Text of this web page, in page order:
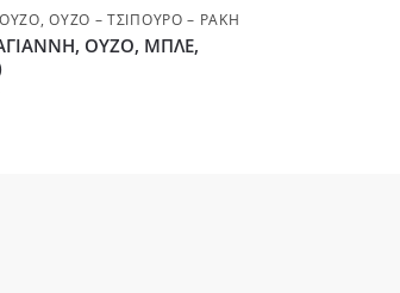
ΟΎΖΟ ,ΟΎΖΟ – ΤΣΊΠΟΥΡΟ – ΡΑΚΉ
ΟΥΖΟ, ΜΠΛΕ,